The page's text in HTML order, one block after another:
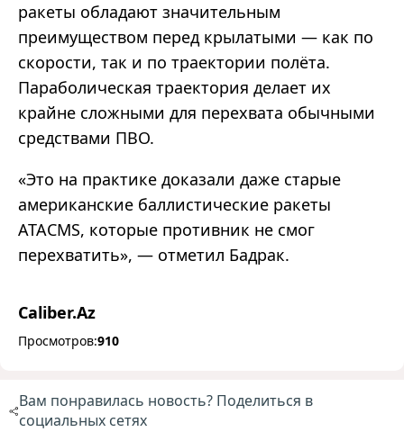
ракеты обладают значительным
преимуществом перед крылатыми — как по
скорости, так и по траектории полёта.
Параболическая траектория делает их
крайне сложными для перехвата обычными
средствами ПВО.
«Это на практике доказали даже старые
американские баллистические ракеты
ATACMS, которые противник не смог
перехватить», — отметил Бадрак.
Caliber.Az
Просмотров:910
Вам понравилась новость? Поделиться в
социальных сетях